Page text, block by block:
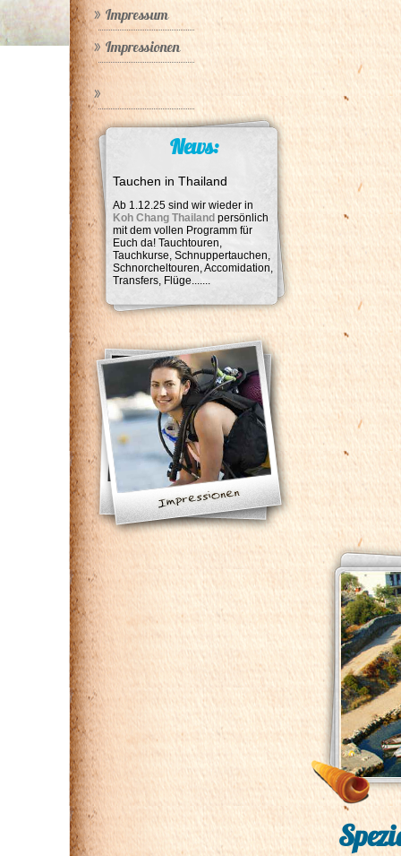
Impressum
Impressionen
News:
Tauchen in Thailand
Ab 1.12.25 sind wir wieder in
Koh Chang Thailand persönlich
mit dem vollen Programm für
Euch da! Tauchtouren,
Tauchkurse, Schnuppertauchen,
Schnorcheltouren, Accomidation,
Transfers, Flüge.......